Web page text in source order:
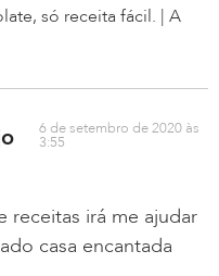
só receita fácil. | A
6 de setembro de 2020 às
3:55
receitas irá me ajudar
casa encantada